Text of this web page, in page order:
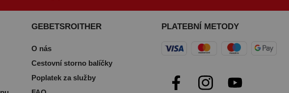
GEBETSROITHER
O nás
Cestovní storno balíčky
Poplatek za služby
PLATEBNÍ METODY